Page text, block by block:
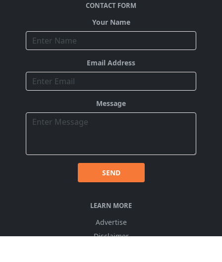
CONTACT FORM
Your Name
Email Address
Message
SEND
LEARN MORE
Advertise
Disclaimer